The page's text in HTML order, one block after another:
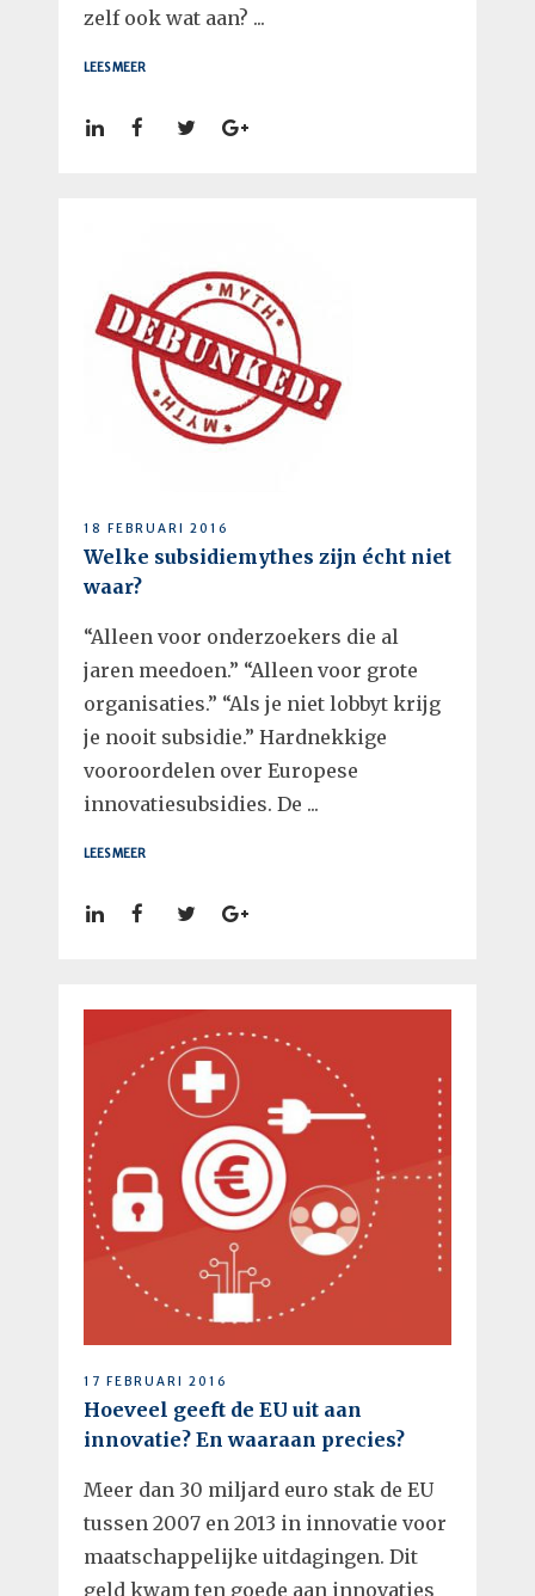
zelf ook wat aan? ...
LEES MEER
18 FEBRUARI 2016
Welke subsidiemythes zijn écht niet
waar?
“Alleen voor onderzoekers die al
jaren meedoen.” “Alleen voor grote
organisaties.” “Als je niet lobbyt krijg
je nooit subsidie.” Hardnekkige
vooroordelen over Europese
innovatiesubsidies. De ...
LEES MEER
17 FEBRUARI 2016
Hoeveel geeft de EU uit aan
innovatie? En waaraan precies?
Meer dan 30 miljard euro stak de EU
tussen 2007 en 2013 in innovatie voor
maatschappelijke uitdagingen. Dit
geld kwam ten goede aan innovaties